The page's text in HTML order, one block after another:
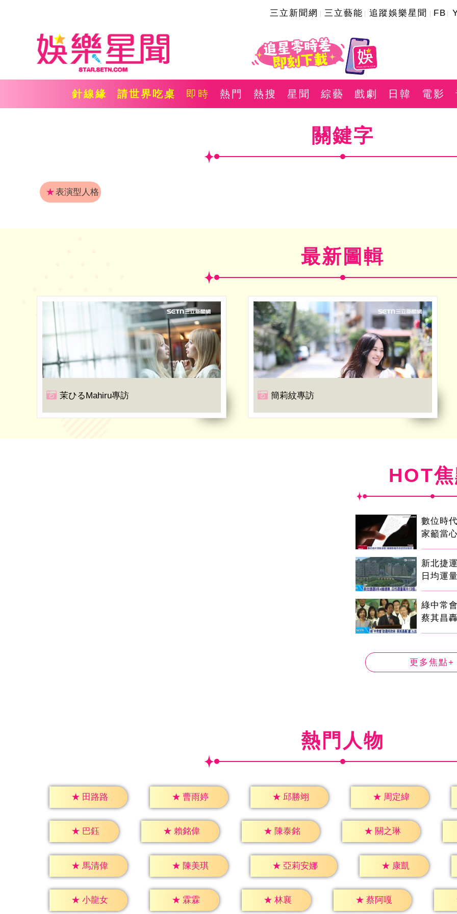
三立新聞網 三立藝能 追蹤娛樂星聞 FB
針線緣 請世界吃桌 即時 熱門 熱搜 星聞 綜藝 戲劇 日韓 電影
關鍵字
★表演型人格
最新圖輯
茉ひるMahiru專訪 簡莉紋專訪
HOT
數位時
家籲當
新北捷
日均運
綠中常
蔡其昌
更多焦點+
熱門人物
★ 田路路 ★ 曹雨婷 ★ 邱勝翊 ★ 周定緯
★ 巴鈺 ★ 賴銘偉 ★ 陳泰銘 ★ 關之琳
★ 馬清偉 ★ 陳美琪 ★ 亞莉安娜 ★ 康凱
★ 小龍女 ★ 霖霖 ★ 林襄 ★ 蔡阿嘎